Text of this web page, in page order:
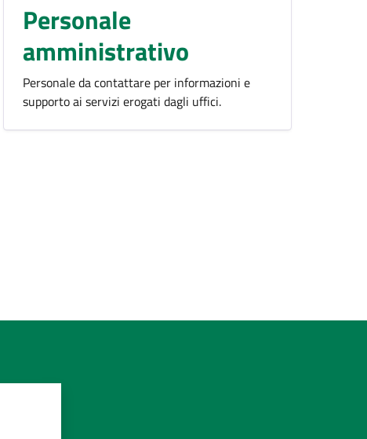
Personale
amministrativo
Personale da contattare per informazioni e
supporto ai servizi erogati dagli uffici.